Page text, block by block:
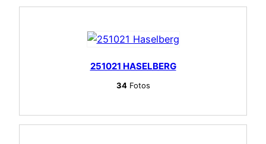
251021 HASELBERG
34Fotos